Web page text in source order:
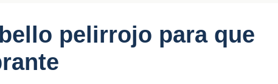
pelirrojo para que